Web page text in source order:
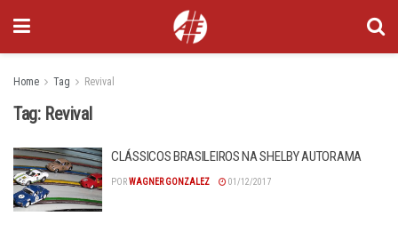
Home Tag Revival
Tag: Revival
CLÁSSICOS BRASILEIROS NA SHELBY AUTORAMA
PORWAGNER GONZALEZ 01/12/2017